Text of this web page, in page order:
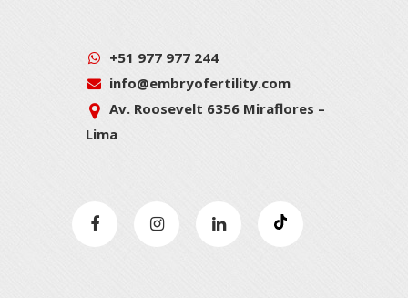
+51 977 977 244
info@embryofertility.com
Av. Roosevelt 6356 Miraflores –
Lima